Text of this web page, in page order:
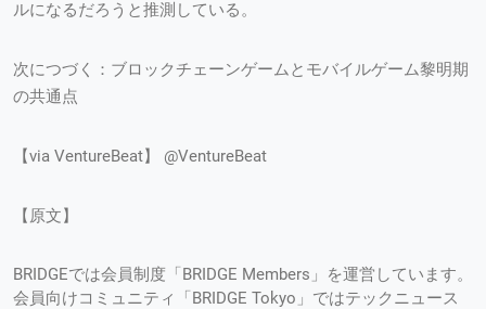
ルになるだろうと推測している。
次につづく：ブロックチェーンゲームとモバイルゲーム黎明期
の共通点
【via VentureBeat】 @VentureBeat
【原文】
BRIDGEでは会員制度「BRIDGE Members」を運営しています。
会員向けコミュニティ「BRIDGE Tokyo」ではテックニュース